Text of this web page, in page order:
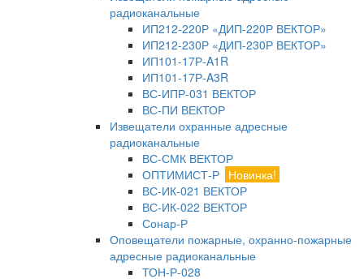
радиоканальные
ИП212-220Р «ДИП-220Р ВЕКТОР»
ИП212-230Р «ДИП-230Р ВЕКТОР»
ИП101-17Р-A1R
ИП101-17Р-A3R
ВС-ИПР-031 ВЕКТОР
ВС-ПИ ВЕКТОР
Извещатели охранные адресные
радиоканальные
ВС-СМК ВЕКТОР
ОПТИМИСТ-Р Новинка!
ВС-ИК-021 ВЕКТОР
ВС-ИК-022 ВЕКТОР
Сонар-Р
Оповещатели пожарные, охранно-пожарные
адресные радиоканальные
ТОН-Р-028